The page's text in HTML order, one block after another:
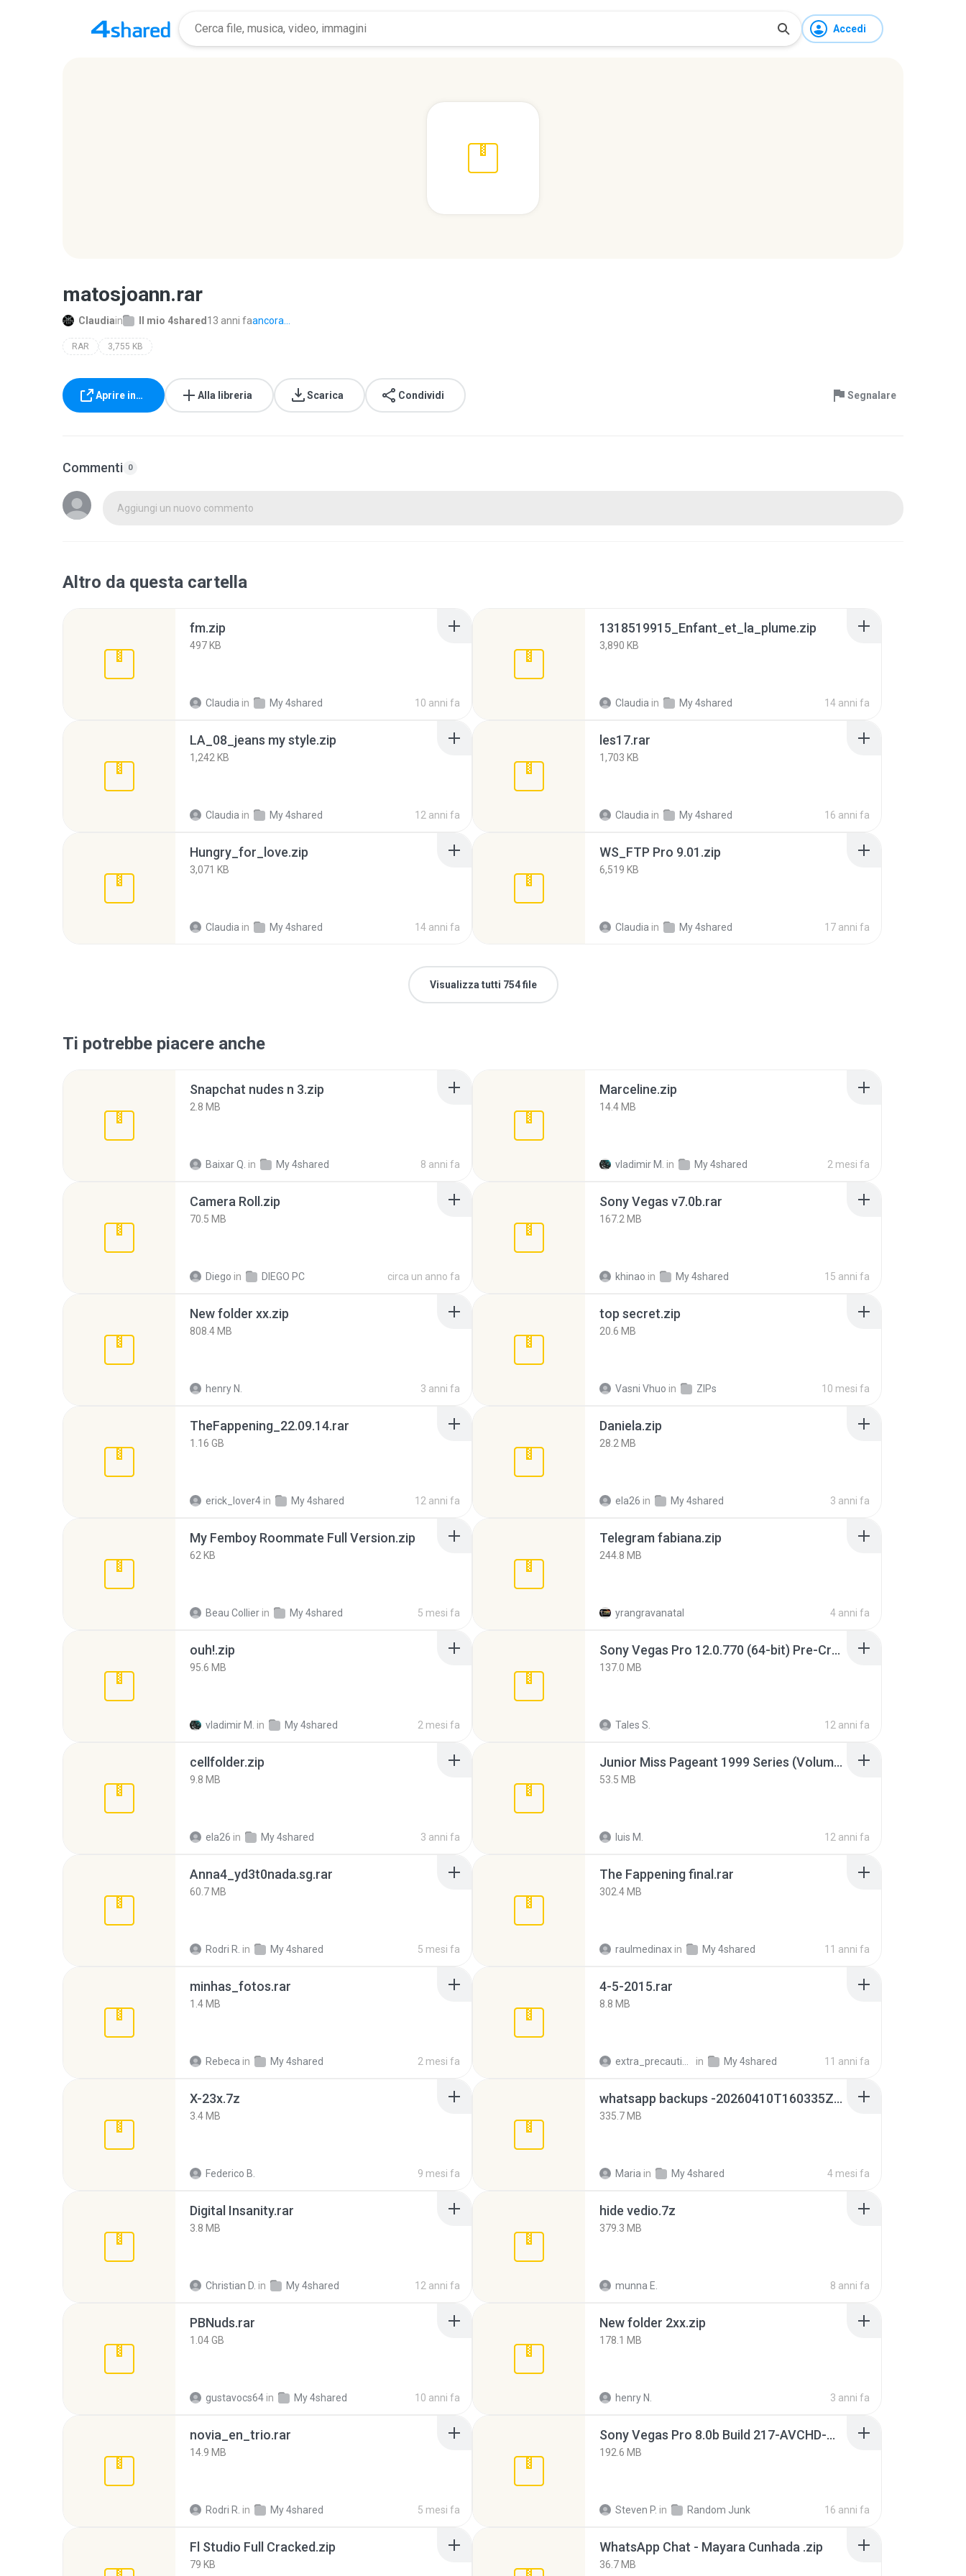
Accedi
matosjoann.rar
Claudiain Il mio 4shared 13 anni faancora...
RAR 3,755 KB
Aprire in… Alla libreria Scarica Condividi Segnalare
Commenti 0
Aggiungi un nuovo commento
Altro da questa cartella
fm.zip
497 KB
Claudia in My 4shared 10 anni fa
1318519915_Enfant_et_la_plume.zip
3,890 KB
Claudia in My 4shared 14 anni fa
LA_08_jeans my style.zip
1,242 KB
Claudia in My 4shared 12 anni fa
les17.rar
1,703 KB
Claudia in My 4shared 16 anni fa
Hungry_for_love.zip
3,071 KB
Claudia in My 4shared 14 anni fa
WS_FTP Pro 9.01.zip
6,519 KB
Claudia in My 4shared 17 anni fa
Visualizza tutti 754 file
Ti potrebbe piacere anche
Snapchat nudes n 3.zip
2.8 MB
Baixar Q. in My 4shared 8 anni fa
Marceline.zip
14.4 MB
vladimir M. in My 4shared 2 mesi fa
Camera Roll.zip
70.5 MB
Diego in DIEGO PC circa un anno fa
Sony Vegas v7.0b.rar
167.2 MB
khinao in My 4shared 15 anni fa
New folder xx.zip
808.4 MB
henry N. 3 anni fa
top secret.zip
20.6 MB
Vasni Vhuo in ZIPs 10 mesi fa
TheFappening_22.09.14.rar
1.16 GB
erick_lover4 in My 4shared 12 anni fa
Daniela.zip
28.2 MB
ela26 in My 4shared 3 anni fa
My Femboy Roommate Full Version.zip
62 KB
Beau Collier in My 4shared 5 mesi fa
Telegram fabiana.zip
244.8 MB
yrangravanatal 4 anni fa
ouh!.zip
95.6 MB
vladimir M. in My 4shared 2 mesi fa
Sony Vegas Pro 12.0.770 (64-bit) Pre-Cracked.zip
137.0 MB
Tales S. 12 anni fa
cellfolder.zip
9.8 MB
ela26 in My 4shared 3 anni fa
Junior Miss Pageant 1999 Series (Volume I Part I NC 6).7z
53.5 MB
luis M. 12 anni fa
Anna4_yd3t0nada.sg.rar
60.7 MB
Rodri R. in My 4shared 5 mesi fa
The Fappening final.rar
302.4 MB
raulmedinax in My 4shared 11 anni fa
minhas_fotos.rar
1.4 MB
Rebeca in My 4shared 2 mesi fa
4-5-2015.rar
8.8 MB
in My 4shared 11 anni fa
X-23x.7z
3.4 MB
Federico B. 9 mesi fa
whatsapp backups -20260410T160335Z-3-001.zip
335.7 MB
Maria in My 4shared 4 mesi fa
Digital Insanity.rar
3.8 MB
Christian D. in My 4shared 12 anni fa
hide vedio.7z
379.3 MB
munna E. 8 anni fa
PBNuds.rar
1.04 GB
gustavocs64 in My 4shared 10 anni fa
New folder 2xx.zip
178.1 MB
henry N. 3 anni fa
novia_en_trio.rar
14.9 MB
Rodri R. in My 4shared 5 mesi fa
Sony Vegas Pro 8.0b Build 217-AVCHD-MPG-AC3 FIXED.7z
192.6 MB
Steven P. in Random Junk 16 anni fa
Fl Studio Full Cracked.zip
79 KB
WhatsApp Chat - Mayara Cunhada .zip
36.7 MB